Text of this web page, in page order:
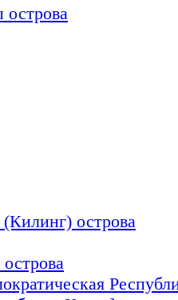
острова